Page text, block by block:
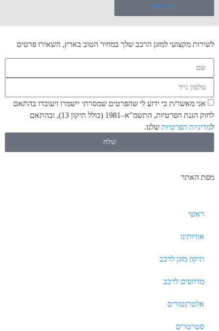
צור קשר
לשירות מקצועי למזגן הרכב שלך במחיר הטוב בארץ, השאירו פרטים
אני מאשר/ת כי ידוע לי שהפרטים שמסרתי יישמרו ויעובדו בהתאם
לחוק הגנת הפרטיות, התשמ"א–1981 (כולל תיקון 13), ובהתאם
מדיניות הפרטיותשלנו.
שלח
מפת האתר
ראשי
אודותינו
תיקון מזגן לרכב
מדחסים לרכב
אלטרנטורים
סטרטרים